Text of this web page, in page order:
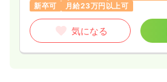
新卒可
月給23万円以上可
気になる